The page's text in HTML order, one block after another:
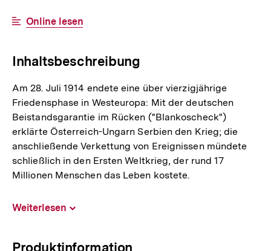
Interner
Online lesen
Inhaltsbeschreibung
Am 28. Juli 1914 endete eine über vierzigjährige
Friedensphase in Westeuropa: Mit der deutschen
Beistandsgarantie im Rücken ("Blankoscheck")
erklärte Österreich-Ungarn Serbien den Krieg; die
anschließende Verkettung von Ereignissen mündete
schließlich in den Ersten Weltkrieg, der rund 17
Millionen Menschen das Leben kostete.
Weiterlesen
Produktinformation